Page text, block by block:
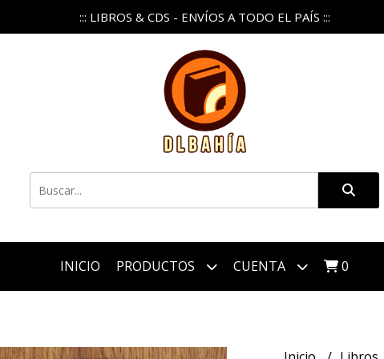
::: LIBROS & CDS - ENVÍOS A TODO EL PAÍS :::
INICIO PRODUCTOS CUENTA 0